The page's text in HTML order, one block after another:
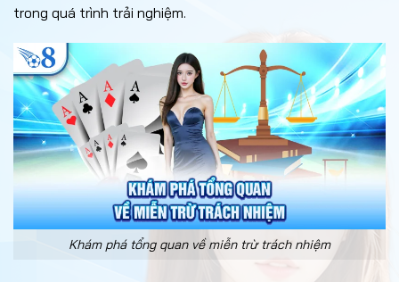
trong quá trình trải nghiệm.
Khám phá tổng quan về miễn trừ trách nhiệm